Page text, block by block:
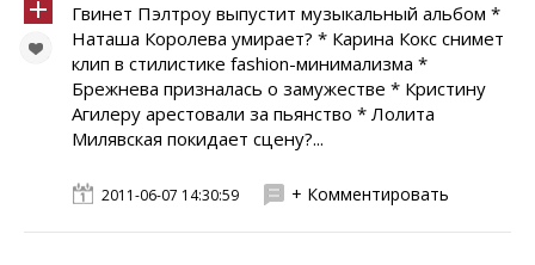
Гвинет Пэлтроу выпустит музыкальный альбом *
Наташа Королева умирает? * Карина Кокс снимет
клип в стилистике fashion-минимализма *
Брежнева призналась о замужестве * Кристину
Агилеру арестовали за пьянство * Лолита
Милявская покидает сцену?...
2011-06-07 14:30:59 + Комментировать